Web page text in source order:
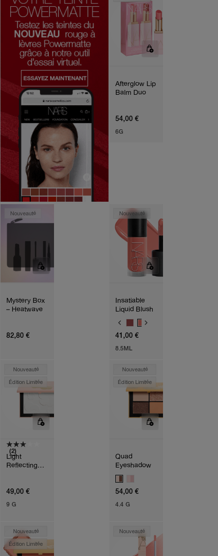
Afterglow Lip
Balm Duo
54,00 €
6G
Nouveauté
Mystery Box
– Heatwave
82,80 €
Nouveauté
Insatiable
Liquid Blush
V
R
I
A
N
41,00 €
8.5ML
Nouveauté
Édition Limitée
(2)
Light
Reflecting™
Pressed
49,00 €
9 G
Nouveauté
Édition Limitée
Quad
Eyeshadow
V
A
R
A
O
54,00 €
4.4 G
Nouveauté
Édition Limitée
Nouveauté